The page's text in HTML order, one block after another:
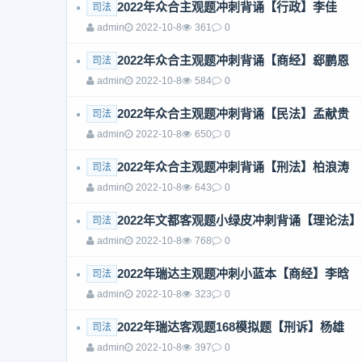
司法 2022年众合主观题冲刺背诵【行政】李佳
admin 2022-10-8 361 0
司法 2022年众合主观题冲刺背诵【商经】郄鹏恩
admin 2022-10-8 584 0
司法 2022年众合主观题冲刺背诵【民法】孟献贵
admin 2022-10-8 650 0
司法 2022年众合主观题冲刺背诵【刑法】柏浪涛
admin 2022-10-8 643 0
司法 2022年文都客观题小绿皮冲刺背诵【理论法
admin 2022-10-8 768 0
司法 2022年瑞达主观题冲刺小蓝本【商经】李晗
admin 2022-10-8 323 0
司法 2022年瑞达客观题168模拟题【刑诉】杨雄
admin 2022-10-8 397 0